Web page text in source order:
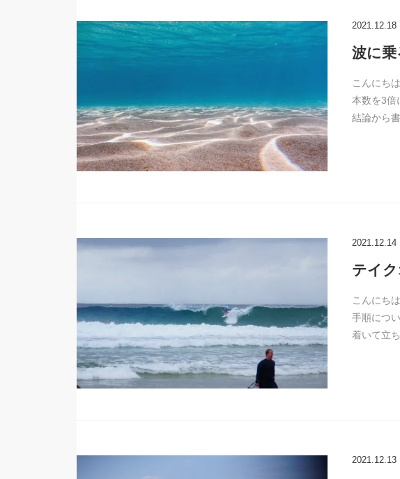
2021.12.18
波に
こんにち
本数を3倍
結論から
2021.12.14
テイ
こんにち
手順につ
着いて立
2021.12.13